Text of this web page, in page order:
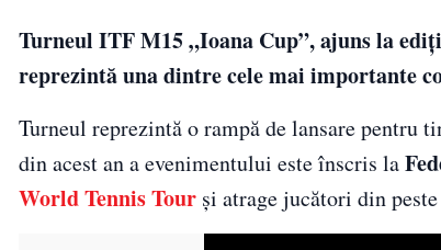
Turneul ITF M15 „Ioana Cup”, ajuns la
reprezintă una dintre cele mai importante
Turneul reprezintă o rampă de lansare pentru
din acest an a evenimentului este înscris la
World Tennis Tour și atrage jucători din